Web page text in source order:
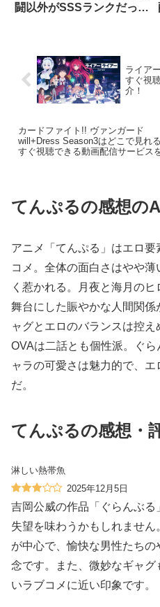
闘以外がSSSランクだった
ライア
すぐ視
介！
カードファイト!! ヴァンガード
will+Dress Season3はどこで見れ
すぐ視聴できる動画配信サービス
てんぷるの感想の
アニメ「てんぷる」はエロ
コメ。全体の面白さはやや
く惹かれる。月夜と海月の
舞台にした賑やかな人間関
ャグとエロのバランスは控
OVAは二話とも個性派。ぐ
ャラの可愛さは魅力的で、
だ。
てんぷるの感想・
淋しい熱帯魚
2025年12月5日
吉岡公威の作品「ぐらんぶ
失望を味わうかもしれませ
が中心で、愉快な男性たち
念です。また、微妙なギャ
いラブコメに近い印象です。